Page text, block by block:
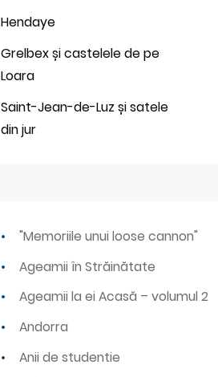
Hendaye
Grelbex și castelele de pe
Loara
Saint-Jean-de-Luz și satele
din jur
"Memoriile unui loose cannon"
Ageamii în Străinătate
Ageamii la ei Acasă – volumul 2
Andorra
Anii de studentie